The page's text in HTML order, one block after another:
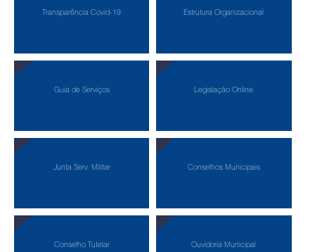
Transparência Covid-19 Estrutura Organizacional
Guia de Serviços Legislação Online
Junta Serv. Militar Conselhos Municipais
Conselho Tutelar Ouvidoria Municipal